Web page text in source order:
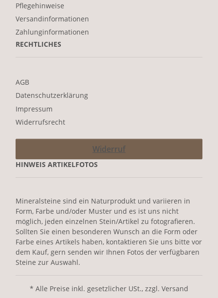
Pflegehinweise
Versandinformationen
Zahlunginformationen
RECHTLICHES
AGB
Datenschutzerklärung
Impressum
Widerrufsrecht
Widerruf
HINWEIS ARTIKELFOTOS
Mineralsteine sind ein Naturprodukt und variieren in
Form, Farbe und/oder Muster und es ist uns nicht
möglich, jeden einzelnen Stein/Artikel zu fotografieren.
Sollten Sie einen besonderen Wunsch an die Form oder
Farbe eines Artikels haben, kontaktieren Sie uns bitte vor
dem Kauf, gern senden wir Ihnen Fotos der verfügbaren
Steine zur Auswahl.
* Alle Preise inkl. gesetzlicher USt., zzgl. Versand